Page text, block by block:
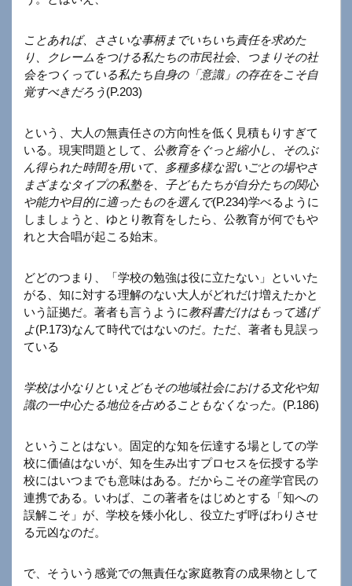
ことあれば、ささいな事柄までいちいち責任を求めた
り、クレームをつける私たちの市民社会、つまりその社
会をつくっている私たち自身の「意識」の存在をこそ自
覚すべきだろう(P.203)
という、大人の無責任さの方向性を低く見積もりすぎて
いる。現実問題として、 公教育をぐっと縮小し、そのぶ
ん得られた時間を用いて、多種多様な習いごとの場やさ
まざまなタイプの私塾を、子どもたちが自分たちの関心
や能力や目的に適ったものを選んで(P.234)学べるように
しましょうと、ゆとり教育をしたら、公教育が何でもや
れと大合唱が起こる始末。
どどのつまり、「学校の勉強は役に立たない」といいた
がる、知に対する理解のない大人がどれだけ増えたかと
いう証拠だ。著者も言うように教科書だけはもって逃げ
よ(P.173)なんて時代ではないのだ。ただ、著者も見誤っ
ている
学校は小なりといえどもその地域社会における文化や知
識の一中心たる地位を占めることもなくなった。 (P.186)
ということはない。固定的な知を伝達する場としての学
校に価値はないが、知を生み出すプロセスを伝授する学
校にはいつまでも意味はある。だからこその産学官民の
連携である。いわば、この著者をはじめとする「知への
誤解こそ」が、学校を矮小化し、役立たず呼ばわりさせ
る元凶なのだ。
で、そういう感覚での無責任な家庭教育の成果物として